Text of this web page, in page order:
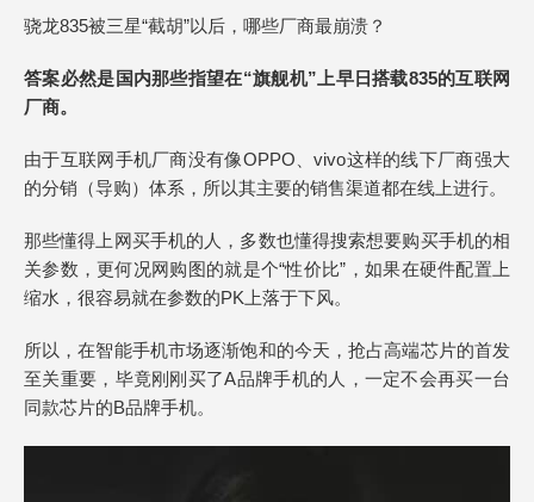
骁龙835被三星“截胡”以后，哪些厂商最崩溃？
答案必然是国内那些指望在“旗舰机”上早日搭载835的互联网
厂商。
由于互联网手机厂商没有像OPPO、vivo这样的线下厂商强大
的分销（导购）体系，所以其主要的销售渠道都在线上进行。
那些懂得上网买手机的人，多数也懂得搜索想要购买手机的相
关参数，更何况网购图的就是个“性价比”，如果在硬件配置上
缩水，很容易就在参数的PK上落于下风。
所以，在智能手机市场逐渐饱和的今天，抢占高端芯片的首发
至关重要，毕竟刚刚买了A品牌手机的人，一定不会再买一台
同款芯片的B品牌手机。